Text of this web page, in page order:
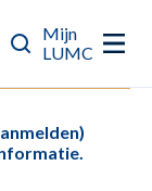
Mijn
LUMC